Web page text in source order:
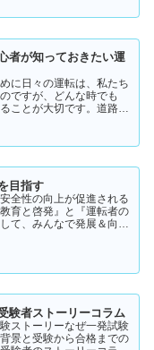
…
者が知っておきたい運
に日々の運転は、私たち
ですが、どんな時でも
ことが大切です。道路状
小…
目指す
全性の向上が促進される
育と啓発』と『運転者の
て、みんなで発展＆向上
験者ストーリーコラム
ストーリーなぜ一発試験
景と受験から合格までの